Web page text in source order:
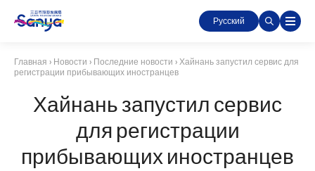
Русский
Главная › Новости › Последние новости › Хайнань запустил сервис для
регистрации прибывающих иностранцев
Хайнань запустил сервис
для регистрации
прибывающих иностранцев